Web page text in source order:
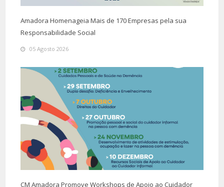
Amadora Homenageia Mais de 170 Empresas pela sua
Responsabilidade Social
05 Agosto 2026
CM Amadora Promove Workshops de Apoio ao Cuidador